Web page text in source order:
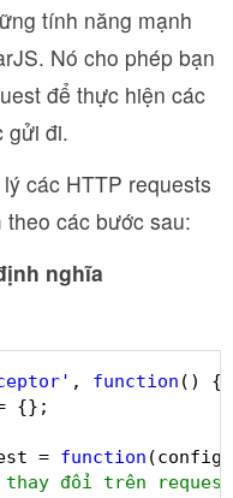
tính năng mạnh
Nó cho phép bạn
để thực hiện các
gửi đi.
các HTTP requests
các bước sau:
nghĩa
, function () {
{};
= function
đổi trên